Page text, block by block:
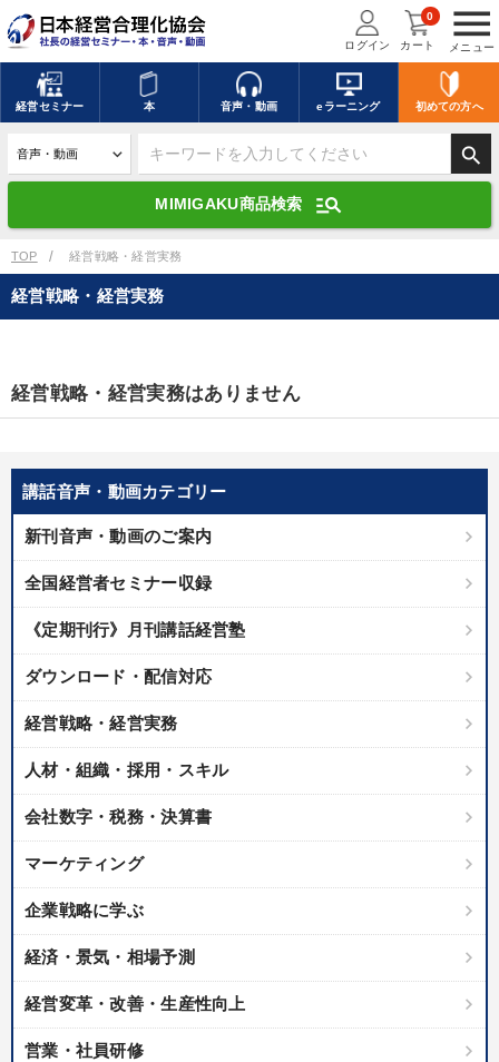
menu
メニュー
ログイン カート
0
経営セミナー 本 音声・動画 eラーニング 初めての方へ
search
MIMIGAKU商品検索 manage_search
キーワードを入力して探す
デジタル版対応のみ検索結果に表示する
search
ます
若手異才経営者の発想 専門家のアドバイス
リーダーの器量を学ぶ
テーマ
売上直結の営業力や販売力を獲得する
業種
製造業 卸売・小売・飲食業
IT・サービス・金融業 コンサルタント
TOP 経営戦略・経営実務
講話音声・動画カテゴリー
新刊音声・動画のご案内
全国経営者セミナー収録
《定期刊行》月刊講話経営塾
ダウンロード・配信対応
経営戦略・経営実務
人材・組織・採用・スキル
会社数字・税務・決算書
マーケティング
企業戦略に学ぶ
経済・景気・相場予測
経営変革・改善・生産性向上
営業・社員研修
経営戦略・経営実務
経営戦略・経営実務はありません